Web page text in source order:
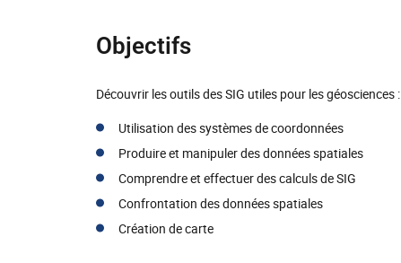
Objectifs
Découvrir les outils des SIG utiles pour les géosciences :
Utilisation des systèmes de coordonnées
Produire et manipuler des données spatiales
Comprendre et effectuer des calculs de SIG
Confrontation des données spatiales
Création de carte